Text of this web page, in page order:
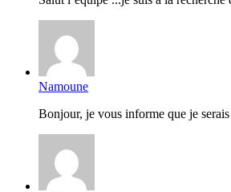
Namoune
Bonjour, je vous informe que je